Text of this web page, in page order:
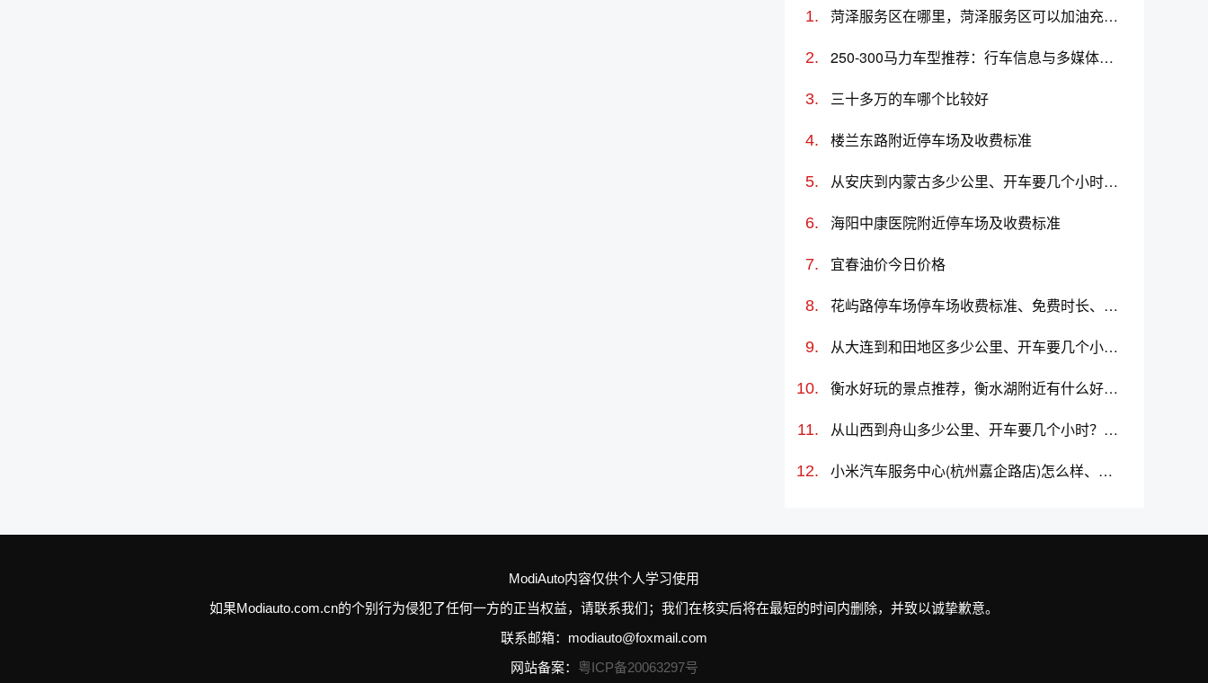
菏泽服务区在哪里，菏泽服务区可以加油充电吗？
250-300马力车型推荐：行车信息与多媒体配置好的车有哪些？选哪款好？价格多少？
三十多万的车哪个比较好
楼兰东路附近停车场及收费标准
从安庆到内蒙古多少公里、开车要几个小时？过路费、油费等
海阳中康医院附近停车场及收费标准
宜春油价今日价格
花屿路停车场停车场收费标准、免费时长、日租月租信息
从大连到和田地区多少公里、开车要几个小时？过路费、油费等
衡水好玩的景点推荐，衡水湖附近有什么好玩的
从山西到舟山多少公里、开车要几个小时？过路费、油费等
小米汽车服务中心(杭州嘉企路店)怎么样、地址、电话、上班时间查询
ModiAuto内容仅供个人学习使用
如果Modiauto.com.cn的个别行为侵犯了任何一方的正当权益，请联系我们；我们在核实后将在最短的时间内删除，并致以诚挚歉意。
联系邮箱：modiauto@foxmail.com
网站备案： 粤ICP备20063297号